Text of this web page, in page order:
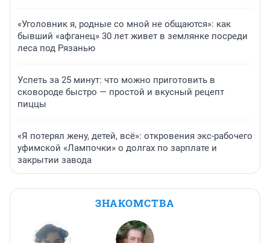
«Уголовник я, родные со мной не общаются»: как
бывший «афганец» 30 лет живет в землянке посреди
леса под Рязанью
Успеть за 25 минут: что можно приготовить в
сковороде быстро — простой и вкусный рецепт
пиццы
«Я потерял жену, детей, всё»: откровения экс-рабочего
уфимской «Лампочки» о долгах по зарплате и
закрытии завода
ЗНАКОМСТВА